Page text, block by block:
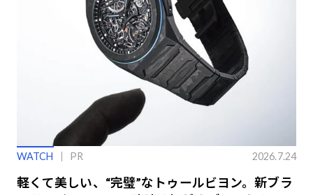
WATCH PR 2026.7.24
軽くて美しい、“完璧”なトゥールビヨン。新ブラ